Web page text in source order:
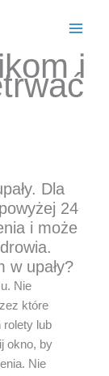
i
Dla
24
i może
w upały?
Nie
które
rolety lub
okno, by
Nie